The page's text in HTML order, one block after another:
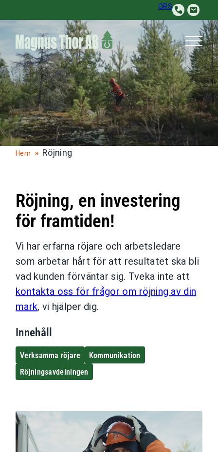
till
innehåll
ORS
Hem » Röjning
Röjning, en investering
för framtiden!
Vi har erfarna röjare och arbetsledare
som arbetar hårt för att resultatet ska bli
vad kunden förväntar sig. Tveka inte att
kontakta oss för frågor om röjning av din
mark, vi hjälper dig.
Innehåll
Verksamma röjare
Kommunikation
Röjnings­avdelningen